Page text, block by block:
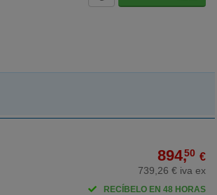
894,50 €
739,26 € iva ex
RECÍBELO EN 48 HORAS